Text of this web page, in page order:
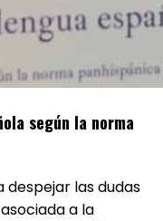
según la norma
despejar las dudas
a la